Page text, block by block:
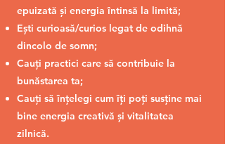
epuizată și energia întinsă la limită;
Ești curioasă/curios legat de odihnă
dincolo de somn;
Cauți practici care să contribuie la
bunăstarea ta;
Cauți să înțelegi cum îți poți susține mai
bine energia creativă și vitalitatea
zilnică.